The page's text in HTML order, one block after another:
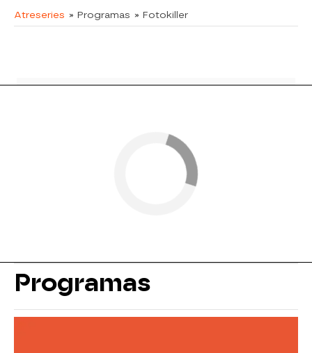
Atreseries » Programas » Fotokiller
Programas